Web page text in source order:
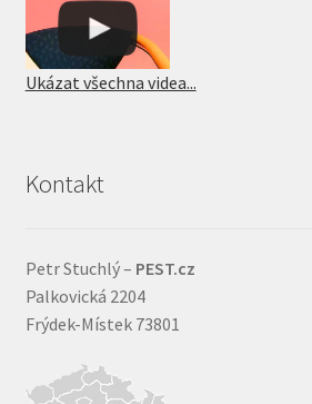
Ukázat všechna videa...
Kontakt
Petr Stuchlý – PEST.cz
Palkovická 2204
Frýdek-Místek 73801